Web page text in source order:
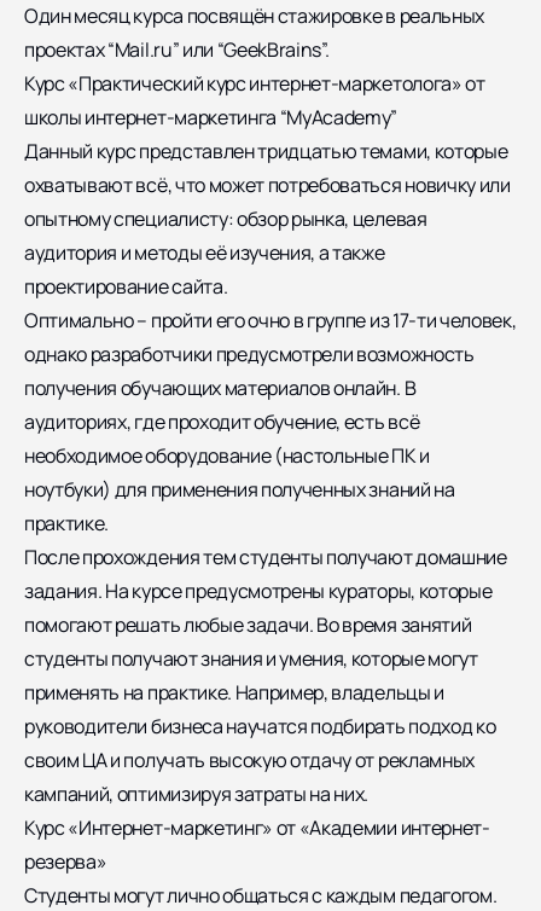
Один месяц курса посвящён стажировке в реальных
проектах “Mail.ru” или “GeekBrains”.
Курс «Практический курс интернет-маркетолога» от
школы интернет-маркетинга “MyAcademy”
Данный курс представлен тридцатью темами, которые
охватывают всё, что может потребоваться новичку или
опытному специалисту: обзор рынка, целевая
аудитория и методы её изучения, а также
проектирование сайта.
Оптимально – пройти его очно в группе из 17-ти человек,
однако разработчики предусмотрели возможность
получения обучающих материалов онлайн. В
аудиториях, где проходит обучение, есть всё
необходимое оборудование (настольные ПК и
ноутбуки) для применения полученных знаний на
практике.
После прохождения тем студенты получают домашние
задания. На курсе предусмотрены кураторы, которые
помогают решать любые задачи. Во время занятий
студенты получают знания и умения, которые могут
применять на практике. Например, владельцы и
руководители бизнеса научатся подбирать подход ко
своим ЦА и получать высокую отдачу от рекламных
кампаний, оптимизируя затраты на них.
Курс «Интернет-маркетинг» от «Академии интернет-
резерва»
Студенты могут лично общаться с каждым педагогом.